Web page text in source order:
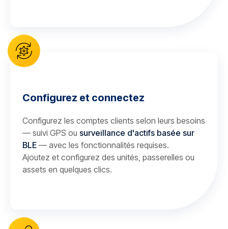
Configurez et connectez
Configurez les comptes clients selon leurs besoins
— suivi GPS ou surveillance d'actifs basée sur
BLE — avec les fonctionnalités requises.
Ajoutez et configurez des unités, passerelles ou
assets en quelques clics.